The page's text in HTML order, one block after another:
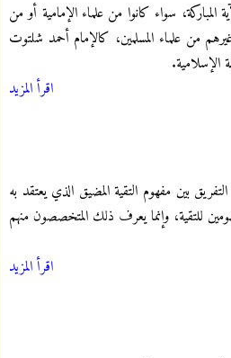
سواء كانوا من علماء الإمامية أو من
من علماء المسلمين، كالإمام أحمد شلتوت
الإسلامية.
اقرأ المزيد
بين مفهوم التقية المضيق الذي يعتقد به
للتقية، وإنما يعرف ذلك المتخصصون منهم
اقرأ المزيد